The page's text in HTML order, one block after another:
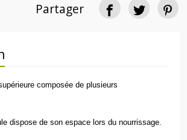
Partager
composée de plusieurs
de son espace lors du nourrissage.